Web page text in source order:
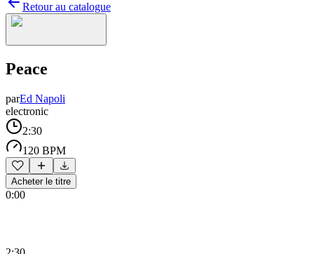
Retour au catalogue
Peace
parEd Napoli
electronic
2:30
120 BPM
Acheter le titre
0:00